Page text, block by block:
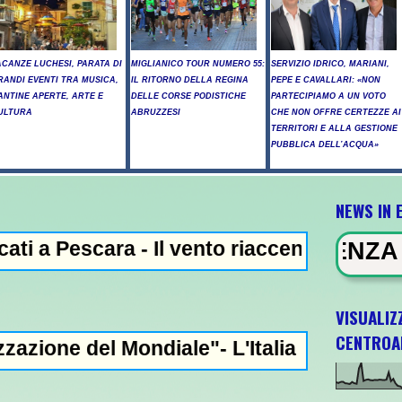
LUCHESI, PARATA DI
EVENTI TRA MUSICA,
APERTE, ARTE E
MIGLIANICO TOUR NUMERO 55:
IL RITORNO DELLA REGINA
DELLE CORSE PODISTICHE
ABRUZZESI
SERVIZIO IDRICO, MARIANI,
PEPE E CAVALLARI: «NON
PARTECIPIAMO A UN VOTO
CHE NON OFFRE CERTEZZE AI
TERRITORI E ALLA GESTIONE
PUBBLICA DELL’ACQUA»
vento riaccende il rogo nell'Aquilano,
L'Italia U21 il 5 ottobre a
NEWS IN
IN EVIDENZA - Trump,